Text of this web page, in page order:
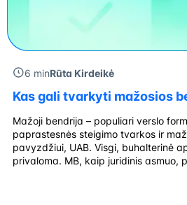
6 minRūta Kirdeikė
Kas gali tvarkyti mažosios
Mažoji bendrija – populiari verslo
paprastesnės steigimo tvarkos ir
pavyzdžiui, UAB. Visgi, buhalterinė
privaloma. MB, kaip juridinis asmuo,